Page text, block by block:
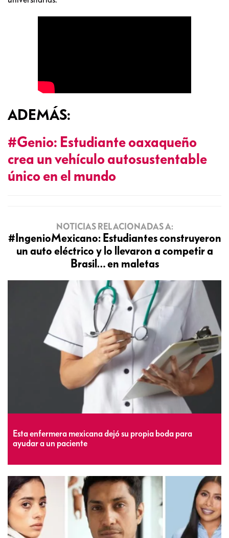
ADEMÁS:
#Genio: Estudiante oaxaqueño
crea un vehículo autosustentable
único en el mundo
NOTICIAS RELACIONADAS A:
#IngenioMexicano: Estudiantes construyeron
un auto eléctrico y lo llevaron a competir a
Brasil… en maletas
Esta enfermera mexicana dejó su propia boda para
ayudar a un paciente